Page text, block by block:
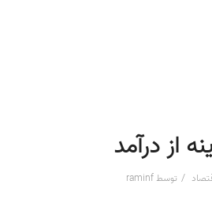
از درآمد
/ توسطraminf